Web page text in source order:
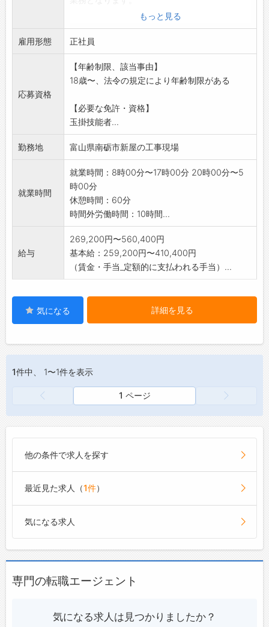
*工事終了後は別の就業場所での勤務となりま
す。
*アットホームな会社です。
*業務上車を使用する機会:有(社有車有)
*未経験者も歓迎します。
※宿泊施設(単身者用)あり。
もっと見る
雇用形態 正社員
応募資格
【年齢制限、該当事由】
18歳〜、法令の規定により年齢制限がある
【必要な免許・資格】
玉掛技能者...
勤務地 富山県南砺市新屋の工事現場
就業時間
就業時間：8時00分〜17時00分 20時00分〜5
時00分
休憩時間：60分
時間外労働時間：10時間...
給与
269,200円〜560,400円
基本給：259,200円〜410,400円
（賃金・手当_定額的に支払われる手当）...
気になる 詳細を見る
1件中、 1〜1件を表示
1 ページ
他の条件で求人を探す
最近見た求人（1件）
気になる求人
専門の転職エージェント
気になる求人は見つかりましたか？